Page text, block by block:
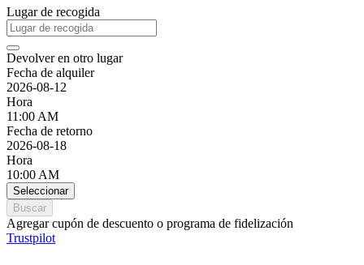
Lugar de recogida
Devolver en otro lugar
Fecha de alquiler
2026-08-12
Hora
11:00 AM
Fecha de retorno
2026-08-18
Hora
10:00 AM
Seleccionar
Buscar
Agregar cupón de descuento o programa de fidelización
Trustpilot